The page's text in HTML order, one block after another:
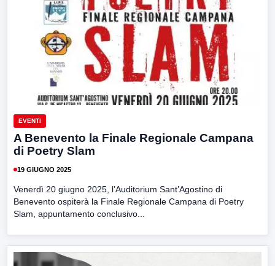
EVENTI
A Benevento la Finale Regionale Campana
di Poetry Slam
19 GIUGNO 2025
Venerdì 20 giugno 2025, l’Auditorium Sant’Agostino di
Benevento ospiterà la Finale Regionale Campana di Poetry
Slam, appuntamento conclusivo...